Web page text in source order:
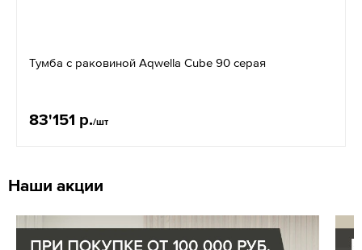
Тумба с раковиной Aqwella Cube 90 серая
83'151 р./шт
Наши акции